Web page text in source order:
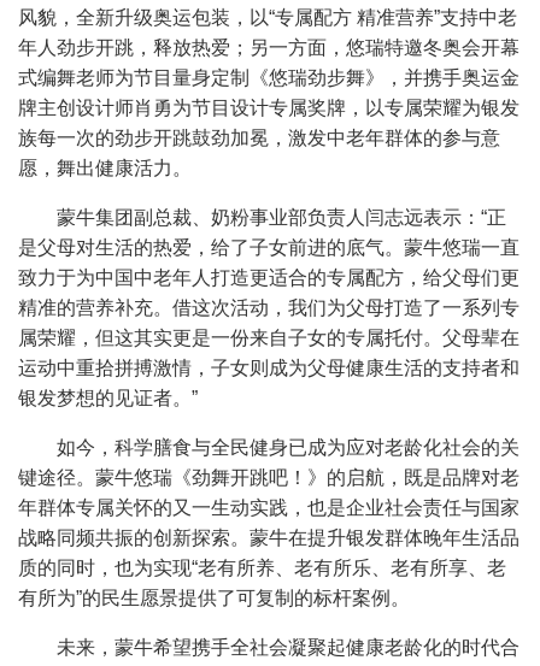
风貌，全新升级奥运包装，以“专属配方 精准营养”支持中老
年人劲步开跳，释放热爱；另一方面，悠瑞特邀冬奥会开幕
式编舞老师为节目量身定制《悠瑞劲步舞》，并携手奥运金
牌主创设计师肖勇为节目设计专属奖牌，以专属荣耀为银发
族每一次的劲步开跳鼓劲加冕，激发中老年群体的参与意
愿，舞出健康活力。
蒙牛集团副总裁、奶粉事业部负责人闫志远表示： “正
是父母对生活的热爱，给了子女前进的底气。蒙牛悠瑞一直
致力于为中国中老年人打造更适合的专属配方，给父母们更
精准的营养补充。借这次活动，我们为父母打造了一系列专
属荣耀，但这其实更是一份来自子女的专属托付。父母辈在
运动中重拾拼搏激情，子女则成为父母健康生活的支持者和
银发梦想的见证者。 ”
如今，科学膳食与全民健身已成为应对老龄化社会的关
键途径。蒙牛悠瑞《劲舞开跳吧！》的启航，既是品牌对老
年群体专属关怀的又一生动实践，也是企业社会责任与国家
战略同频共振的创新探索。蒙牛在提升银发群体晚年生活品
质的同时，也为实现“老有所养、老有所乐、老有所享、老
有所为”的民生愿景提供了可复制的标杆案例。
未来，蒙牛希望携手全社会凝聚起健康老龄化的时代合